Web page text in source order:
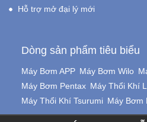
Hỗ trợ mở đại lý mới
Dòng sản phẩm tiêu biểu
Máy Bơm APP Máy Bơm Wilo
Máy Bơm Pentax Máy Thổi Khí
Máy Thổi Khí Tsurumi Máy Bơm